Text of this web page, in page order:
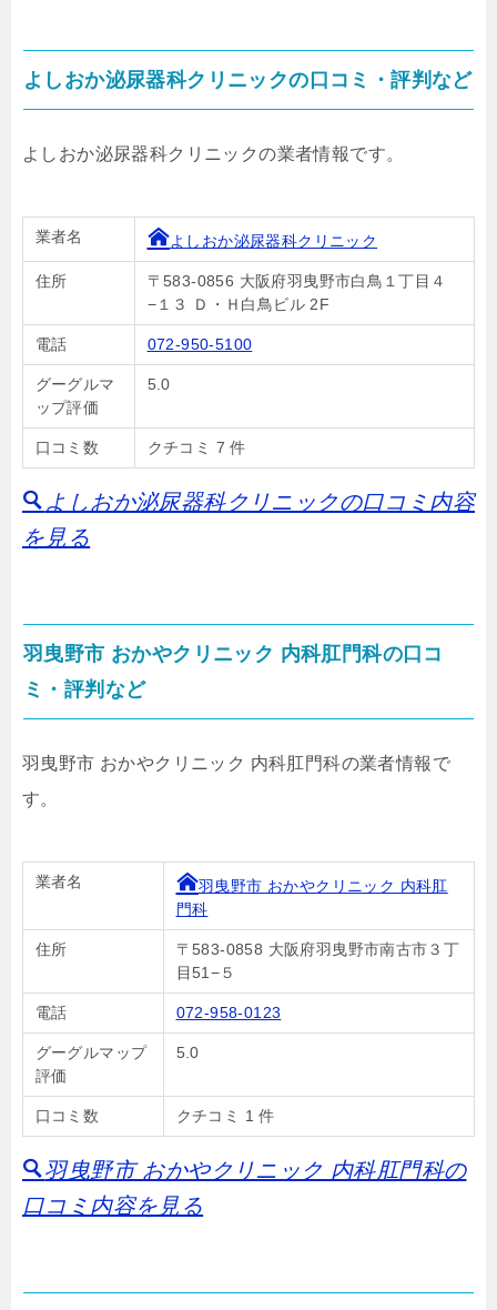
よしおか泌尿器科クリニックの口コミ・評判など
よしおか泌尿器科クリニックの業者情報です。
業者名 よしおか泌尿器科クリニック
住所
〒583-0856 大阪府羽曳野市白鳥１丁目４
−１３ Ｄ・Ｈ白鳥ビル 2F
電話 072-950-5100
グーグルマ
ップ評価
5.0
口コミ数 クチコミ 7 件
よしおか泌尿器科クリニックの口コミ内容
を見る
羽曳野市 おかやクリニック 内科肛門科の口コ
ミ・評判など
羽曳野市 おかやクリニック 内科肛門科の業者情報で
す。
業者名
羽曳野市 おかやクリニック 内科肛
門科
住所
〒583-0858 大阪府羽曳野市南古市３丁
目51−５
電話 072-958-0123
グーグルマップ
評価
5.0
口コミ数 クチコミ 1 件
羽曳野市 おかやクリニック 内科肛門科の
口コミ内容を見る